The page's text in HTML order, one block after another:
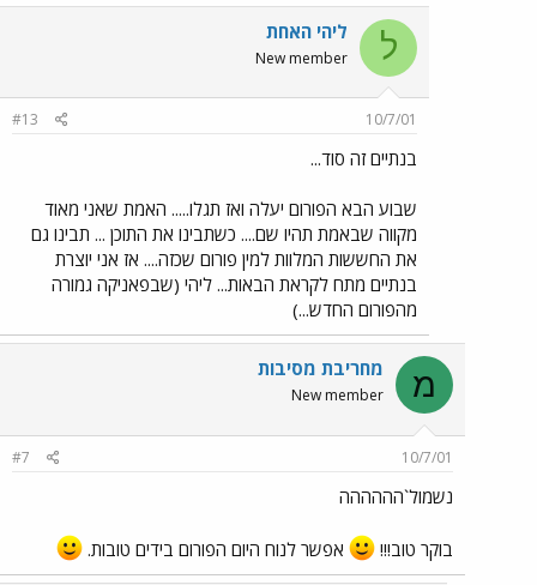
ל ליהי האחת
New member
10/7/01
#13
בנתיים זה סוד...
שבוע הבא הפורום יעלה ואז תגלו..... האמת שאני מאוד
מקווה שבאמת תהיו שם.... כשתבינו את התוכן ... תבינו גם
את החששות המלוות למין פורום שכזה.... אז אני יוצרת
בנתיים מתח לקראת הבאות... ליהי (שבפאניקה גמורה
מהפורום החדש...)
מ מחריבת מסיבות
New member
10/7/01
#7
נשמול`הההההה
בוקר טוב!!! אפשר לנוח היום הפורום בידים טובות.